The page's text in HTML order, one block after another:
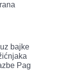
bajke
Pag